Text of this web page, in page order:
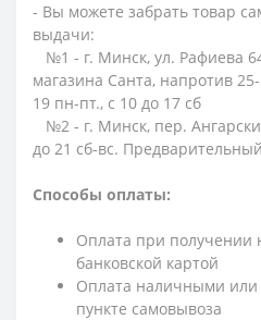
- Вы можете забрать товар
выдачи:
№1 - г. Минск, ул. Рафиева
магазина Санта, напротив
19 пн-пт., с 10 до 17 сб
№2 - г. Минск, пер.
до 21 сб-вс.
Способы оплаты:
Оплата при
банковской картой
Оплата наличными или
пункте самовывоза